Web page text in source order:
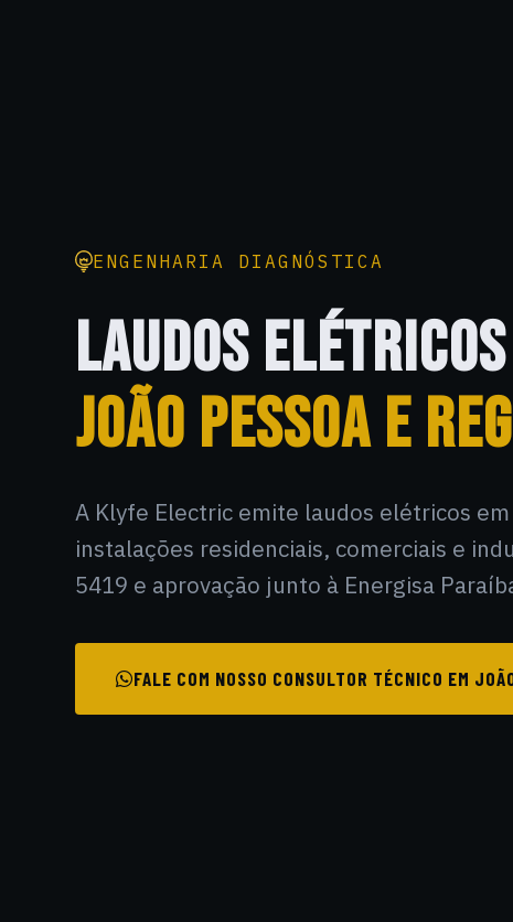
ENGENHARIA DIAGNÓSTICA
LAUDOS
JOÃO PESSOA E
A Klyfe Electric emite laudos elétricos
instalações residenciais, comerciais e
5419 e aprovação junto à Energisa
FALE COM NOSSO CONSULTOR TÉCNICO EM